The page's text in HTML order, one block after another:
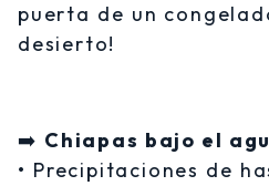
puerta de un
desierto!
➡️ Chiapas bajo el
• Precipitaciones de